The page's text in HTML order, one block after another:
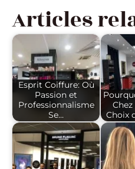
Articles
Esprit Coiffure: Où
Passion et
Professionnalisme
Se…
Choix